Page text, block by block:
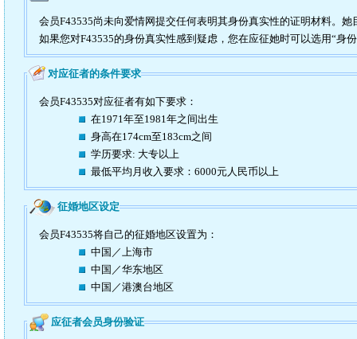
会员F43535尚未向爱情网提交任何表明其身份真实性的证明材料。
如果您对F43535的身份真实性感到疑虑，您在应征她时可以选用“身
对应征者的条件要求
会员F43535对应征者有如下要求：
在1971年至1981年之间出生
身高在174cm至183cm之间
学历要求: 大专以上
最低平均月收入要求：6000元人民币以上
征婚地区设定
会员F43535将自己的征婚地区设置为：
中国／上海市
中国／华东地区
中国／港澳台地区
应征者会员身份验证